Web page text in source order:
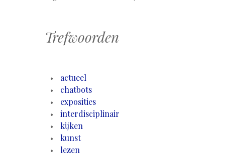
Trefwoorden
actueel
chatbots
exposities
interdisciplinair
kijken
kunst
lezen